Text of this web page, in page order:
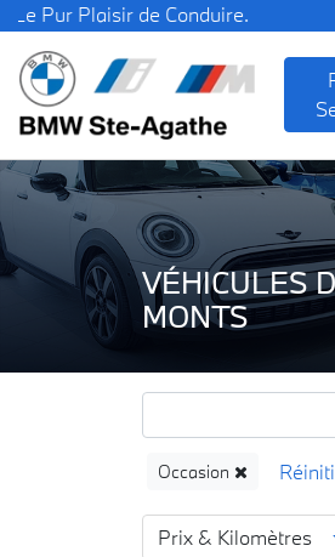
Plaisir de Conduire.
VÉHICULES
MONTS
Occasion
Prix & Kilomètres